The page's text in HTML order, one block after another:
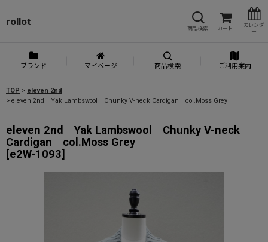
rollot
商品検索 カート
カレンダ
ー
ブランド マイページ 商品検索 ご利用案内
TOP > eleven 2nd
> eleven 2nd Yak Lambswool Chunky V-neck Cardigan col.Moss Grey
eleven 2nd Yak Lambswool Chunky V-neck
Cardigan col.Moss Grey
[e2W-1093]